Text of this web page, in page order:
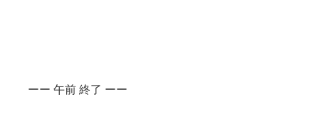
ーー 午前 終了 ーー